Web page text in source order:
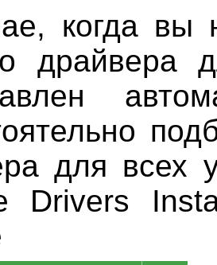
когда вы
драйвера
для всех
Drivers